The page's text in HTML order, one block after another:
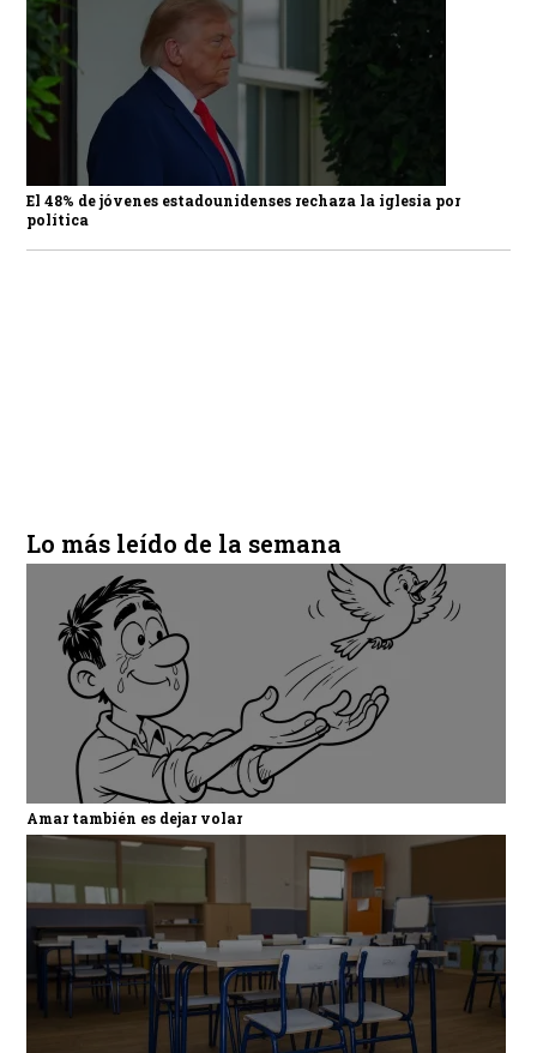
El 48% de jóvenes estadounidenses rechaza la iglesia por
política
Lo más leído de la semana
Amar también es dejar volar